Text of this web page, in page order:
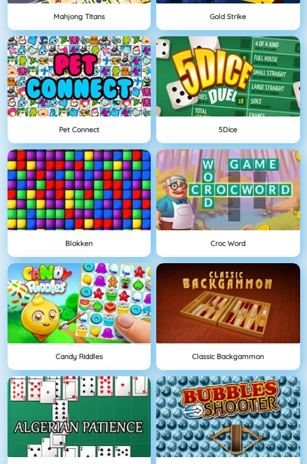
Mahjong Titans Gold Strike
Pet Connect 5Dice
Blokken Croc Word
Candy Riddles Classic Backgammon